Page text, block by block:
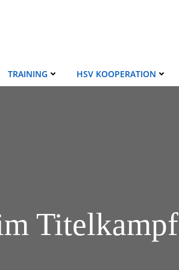
TRAINING HSV KOOPERATION
Titelkampf